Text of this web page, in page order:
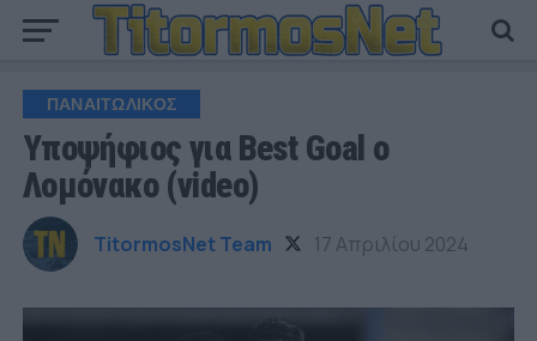
ΠΑΝΑΙΤΩΛΙΚΟΣ
Υποψήφιος για Best Goal ο
Λομόνακο (video)
TitormosNet Team 17 Απριλίου 2024